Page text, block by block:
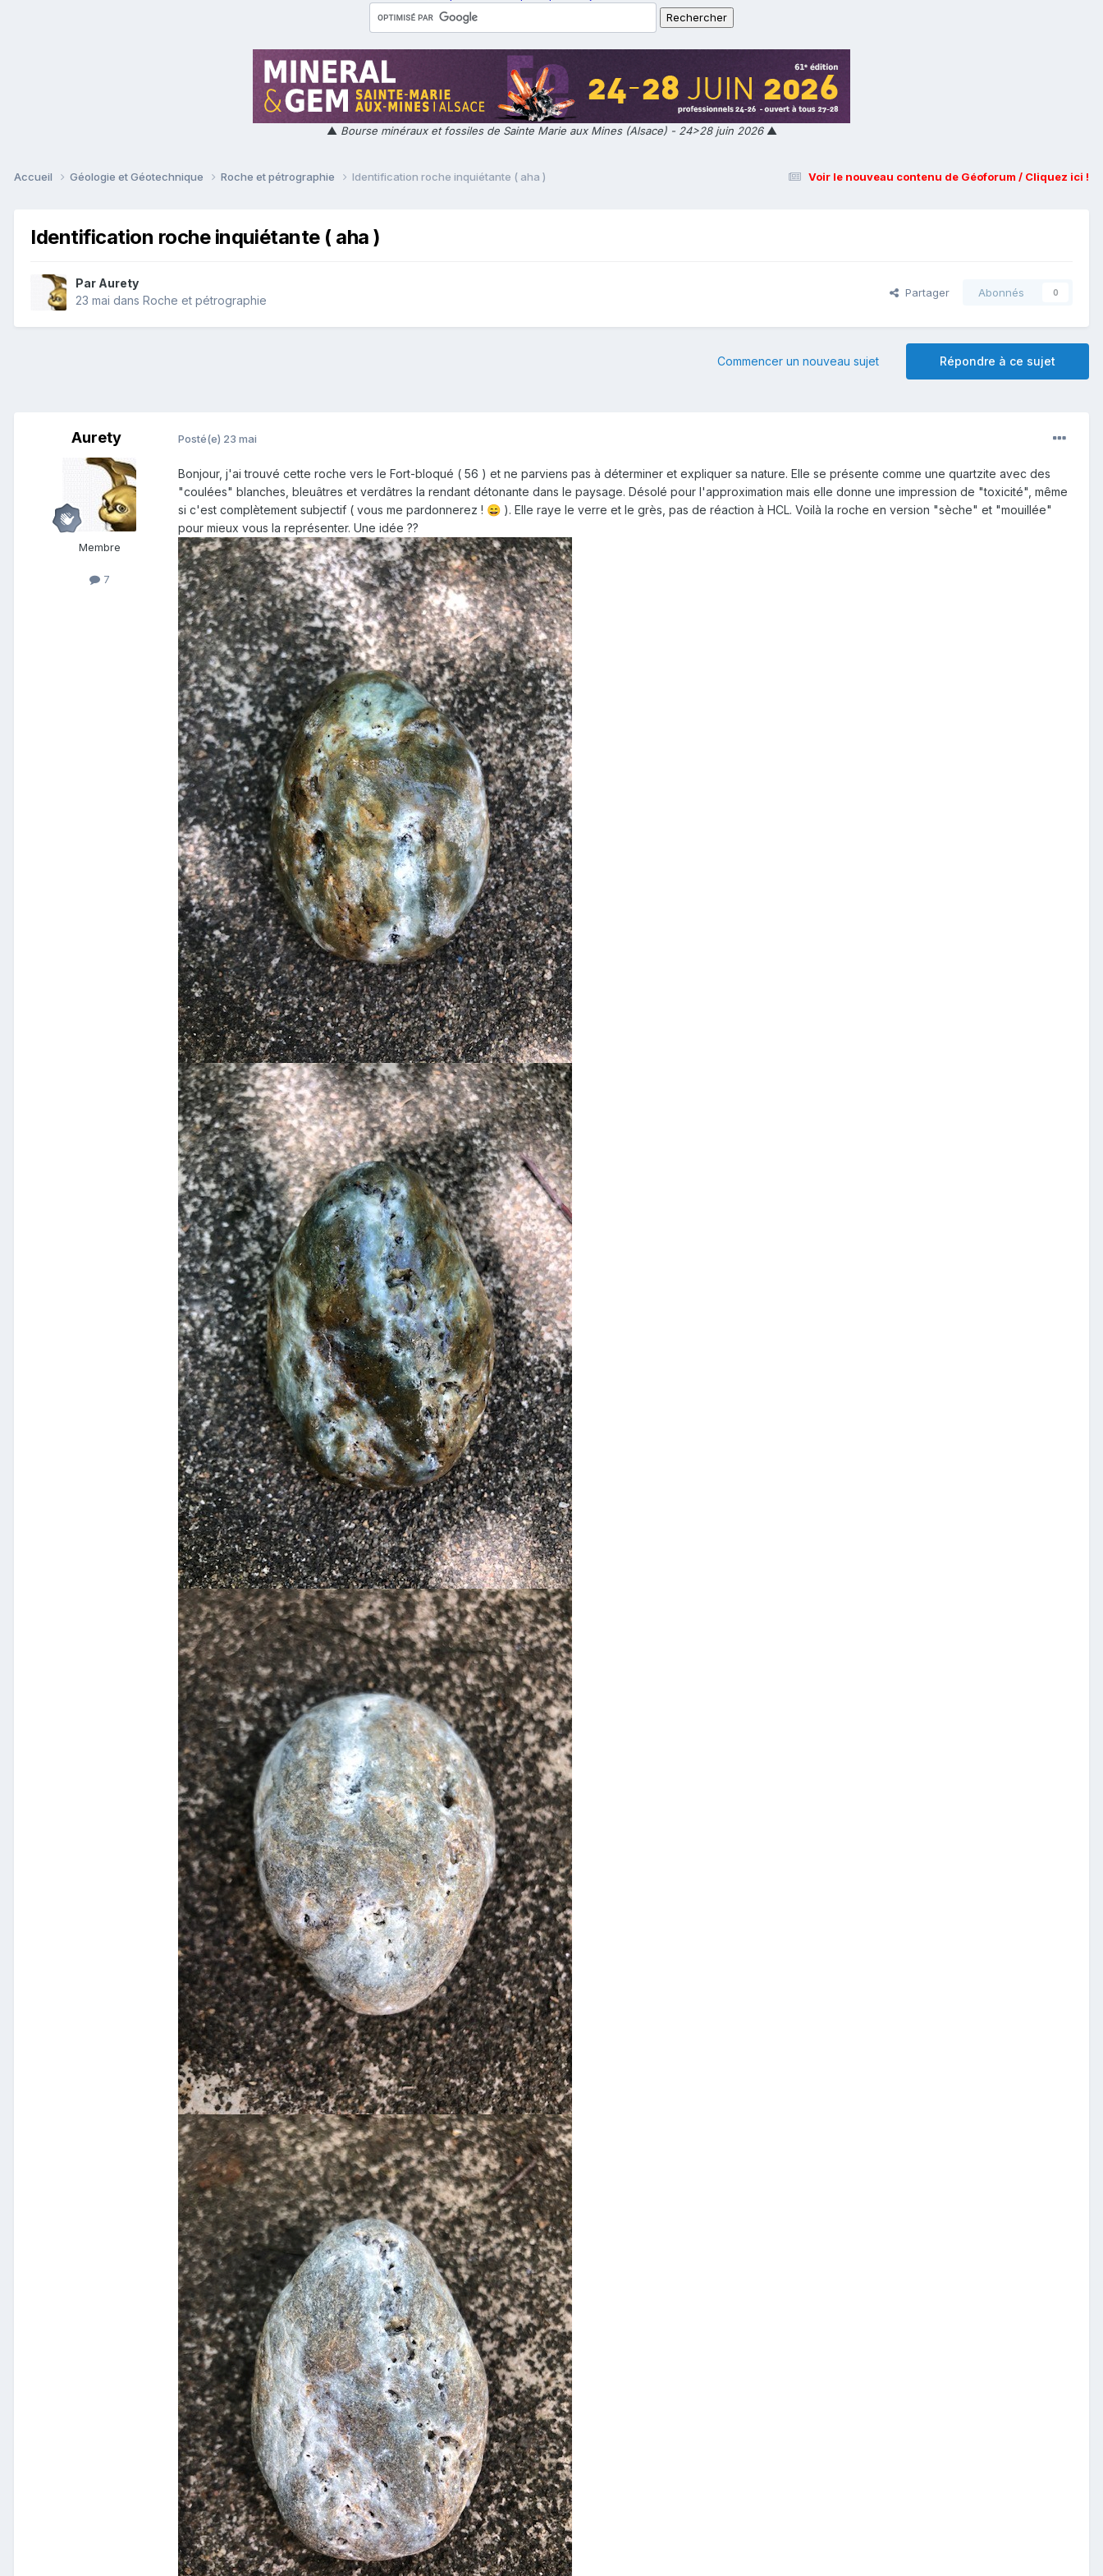
▲ Bourse minéraux et fossiles de Sainte Marie aux Mines (Alsace) - 24>28 juin 2026▲
Voir le nouveau contenu de Géoforum / Cliquez ici !
Accueil Géologie et Géotechnique Roche et pétrographie Identification roche inquiétante ( aha )
Identification roche inquiétante ( aha )
Par Aurety
23 mai dans Roche et pétrographie
Partager Abonnés 0
Répondre à ce sujet
Commencer un nouveau sujet
Aurety
Membre
7
Posté(e) 23 mai
Bonjour, j'ai trouvé cette roche vers le Fort-bloqué ( 56 ) et ne parviens pas à déterminer et expliquer sa nature. Elle se présente comme une quartzite avec des
"coulées" blanches, bleuâtres et verdâtres la rendant détonante dans le paysage. Désolé pour l'approximation mais elle donne une impression de "toxicité", même
si c'est complètement subjectif ( vous me pardonnerez ! 😄 ). Elle raye le verre et le grès, pas de réaction à HCL. Voilà la roche en version "sèche" et "mouillée"
pour mieux vous la représenter. Une idée ??